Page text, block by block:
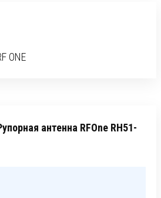
ONE
антенна RFOne RH51-